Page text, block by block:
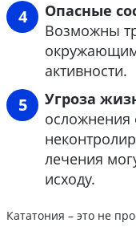
Опасные
Возможны
активности.
Угроза
осложнения
лечения
исходу.
Кататония – это не